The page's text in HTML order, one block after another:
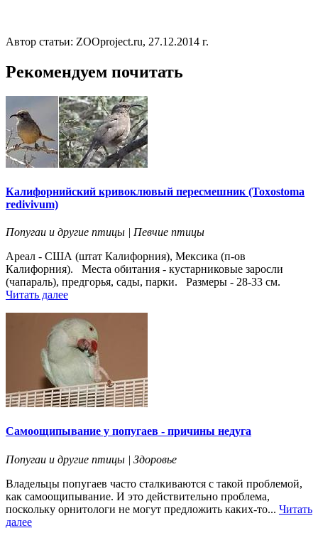
Автор статьи: ZOOproject.ru, 27.12.2014 г.
Рекомендуем почитать
Калифорнийский кривоклювый пересмешник (Toxostoma
redivivum)
Попугаи и другие птицы | Певчие птицы
Ареал - США (штат Калифорния), Мексика (п-ов
Калифорния). Места обитания - кустарниковые заросли
(чапараль), предгорья, сады, парки. Размеры - 28-33 см.
Читать далее
Самоощипывание у попугаев - причины недуга
Попугаи и другие птицы | Здоровье
Владельцы попугаев часто сталкиваются с такой проблемой,
как самоощипывание. И это действительно проблема,
поскольку орнитологи не могут предложить каких-то... Читать
далее